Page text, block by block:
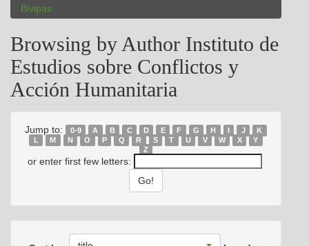
Bivipas
Browsing by Author Instituto de
Estudios sobre Conflictos y
Acción Humanitaria
Jump to: 0-9 A B C D E F G H I J
K
L
M N O P Q R S T U V W X
Y
Z
or enter first few letters: